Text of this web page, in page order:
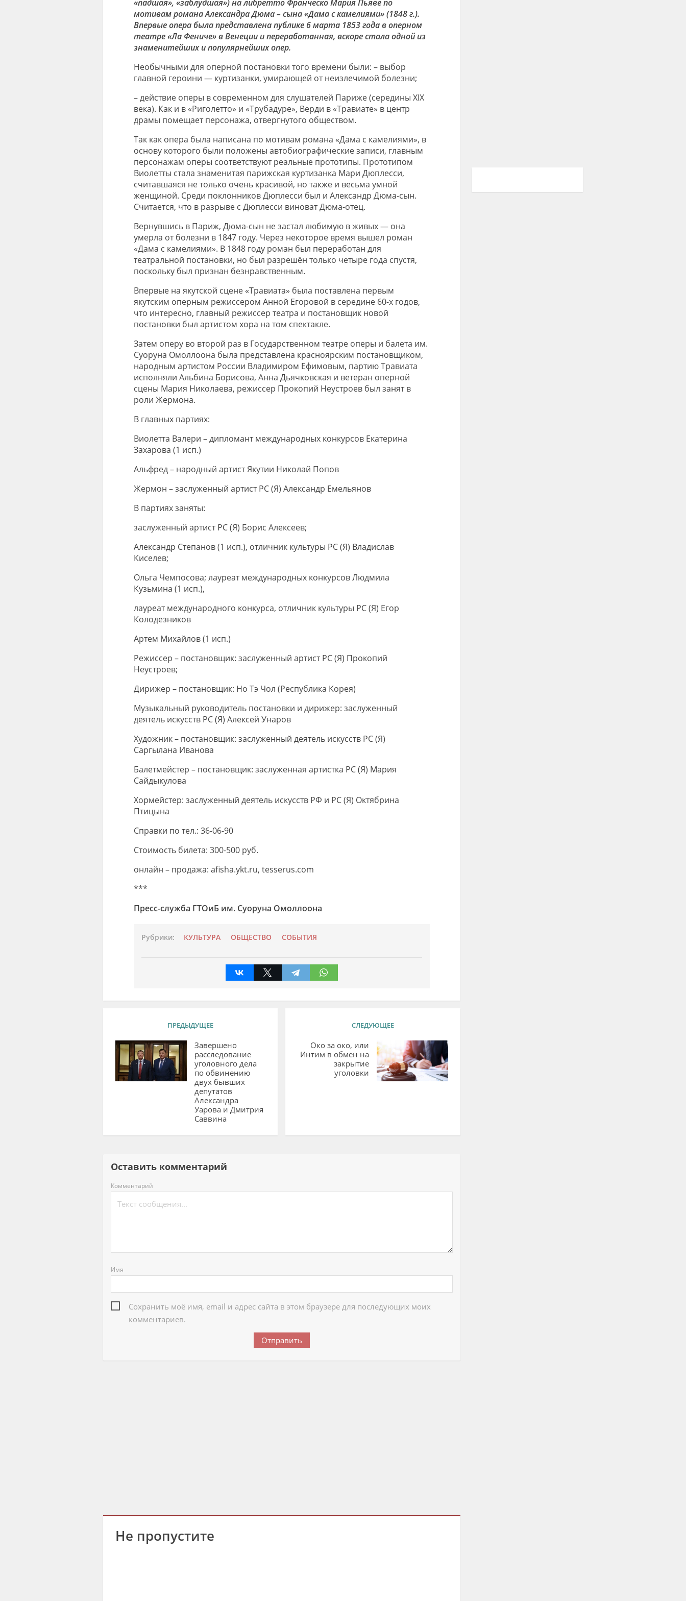
«падшая», «заблудшая») на либретто Франческо Мария Пьяве по
мотивам романа Александра Дюма – сына «Дама с камелиями» (1848 г.).
Впервые опера была представлена публике 6 марта 1853 года в оперном
театре «Ла Фениче» в Венеции и переработанная, вскоре стала одной из
знаменитейших и популярнейших опер.
Необычными для оперной постановки того времени были: – выбор
главной героини — куртизанки, умирающей от неизлечимой болезни;
– действие оперы в современном для слушателей Париже (середины XIX
века). Как и в «Риголетто» и «Трубадуре», Верди в «Травиате» в центр
драмы помещает персонажа, отвергнутого обществом.
Так как опера была написана по мотивам романа «Дама с камелиями», в
основу которого были положены автобиографические записи, главным
персонажам оперы соответствуют реальные прототипы. Прототипом
Виолетты стала знаменитая парижская куртизанка Мари Дюплесси,
считавшаяся не только очень красивой, но также и весьма умной
женщиной. Среди поклонников Дюплесси был и Александр Дюма-сын.
Считается, что в разрыве с Дюплесси виноват Дюма-отец.
Вернувшись в Париж, Дюма-сын не застал любимую в живых — она
умерла от болезни в 1847 году. Через некоторое время вышел роман
«Дама с камелиями». В 1848 году роман был переработан для
театральной постановки, но был разрешён только четыре года спустя,
поскольку был признан безнравственным.
Впервые на якутской сцене «Травиата» была поставлена первым
якутским оперным режиссером Анной Егоровой в середине 60-х годов,
что интересно, главный режиссер театра и постановщик новой
постановки был артистом хора на том спектакле.
Затем оперу во второй раз в Государственном театре оперы и балета им.
Суоруна Омоллоона была представлена красноярским постановщиком,
народным артистом России Владимиром Ефимовым, партию Травиата
исполняли Альбина Борисова, Анна Дьячковская и ветеран оперной
сцены Мария Николаева, режиссер Прокопий Неустроев был занят в
роли Жермона.
В главных партиях:
Виолетта Валери – дипломант международных конкурсов Екатерина
Захарова (1 исп.)
Альфред – народный артист Якутии Николай Попов
Жермон – заслуженный артист РС (Я) Александр Емельянов
В партиях заняты:
заслуженный артист РС (Я) Борис Алексеев;
Александр Степанов (1 исп.), отличник культуры РС (Я) Владислав
Киселев;
Ольга Чемпосова; лауреат международных конкурсов Людмила
Кузьмина (1 исп.),
лауреат международного конкурса, отличник культуры РС (Я) Егор
Колодезников
Артем Михайлов (1 исп.)
Режиссер – постановщик: заслуженный артист РС (Я) Прокопий
Неустроев;
Дирижер – постановщик: Но Тэ Чол (Республика Корея)
Музыкальный руководитель постановки и дирижер: заслуженный
деятель искусств РС (Я) Алексей Унаров
Художник – постановщик: заслуженный деятель искусств РС (Я)
Саргылана Иванова
Балетмейстер – постановщик: заслуженная артистка РС (Я) Мария
Сайдыкулова
Хормейстер: заслуженный деятель искусств РФ и РС (Я) Октябрина
Птицына
Справки по тел.: 36-06-90
Стоимость билета: 300-500 руб.
онлайн – продажа: afisha.ykt.ru, tesserus.com
***
Пресс-служба ГТОиБ им. Суоруна Омоллоона
Рубрики: КУЛЬТУРА ОБЩЕСТВО СОБЫТИЯ
ПРЕДЫДУЩЕЕ
Завершено
расследование
уголовного дела
по обвинению
двух бывших
депутатов
Александра
Уарова и Дмитрия
Саввина
СЛЕДУЮЩЕЕ
Око за око, или
Интим в обмен на
закрытие
уголовки
Оставить комментарий
Комментарий
Имя
Сохранить моё имя, email и адрес сайта в этом браузере для последующих моих
комментариев.
Не пропустите